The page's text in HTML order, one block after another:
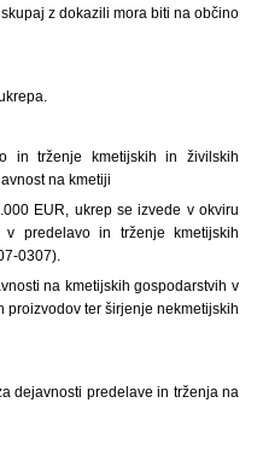
z dokazili mora biti na občino
in trženje kmetijskih in živilskih
na kmetiji
EUR, ukrep se izvede v okviru
v predelavo in trženje kmetijskih
0307).
na kmetijskih gospodarstvih v
proizvodov ter širjenje nekmetijskih
dejavnosti predelave in trženja na